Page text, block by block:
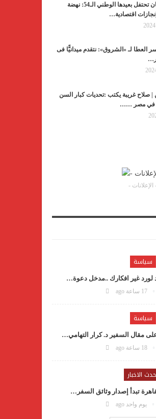
سلطنة عُمان تحتفل بعيدها الوطني الـ54: نهضة
اقتصادية…
العطا لـ «الشروق»: نتقدم ميدانيًّا فى
غريبة يكتب :تحديات كبار السن
في مصر ……
-
سياسة
لورد غير افكارك ..مدخل دعوة…
17 ساعة ago
سياسة
مقال السفير د. كرار التهامي…
18 ساعة ago
الاخبار
تبدأ إصدار وثائق السفر…
يوم واحد ago